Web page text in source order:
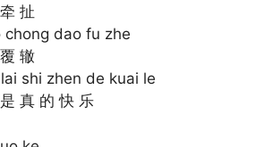
扯
chong dao fu zhe
辙
shi zhen de kuai le
真 的 快 乐